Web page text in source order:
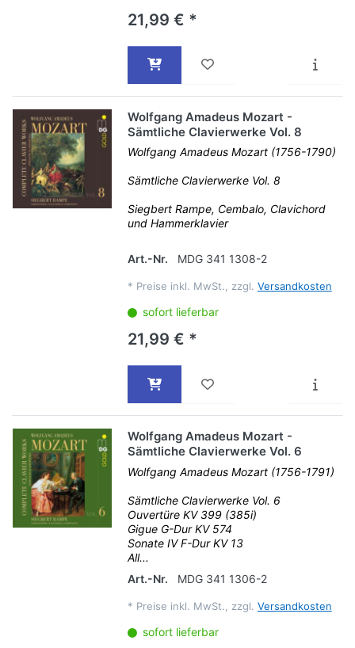
21,99 € *
Wolfgang Amadeus Mozart -
Sämtliche Clavierwerke Vol. 8
Wolfgang Amadeus Mozart (1756-1790)
Sämtliche Clavierwerke Vol. 8
Siegbert Rampe, Cembalo, Clavichord
und Hammerklavier
Art.-Nr. MDG 341 1308-2
* Preise inkl. MwSt., zzgl. Versandkosten
sofort lieferbar
21,99 € *
Wolfgang Amadeus Mozart -
Sämtliche Clavierwerke Vol. 6
Wolfgang Amadeus Mozart (1756-1791)
Sämtliche Clavierwerke Vol. 6
Ouvertüre KV 399 (385i)
Gigue G-Dur KV 574
Sonate IV F-Dur KV 13
All...
Art.-Nr.
MDG 341 1306-2
* Preise inkl. MwSt., zzgl. Versandkosten
sofort lieferbar